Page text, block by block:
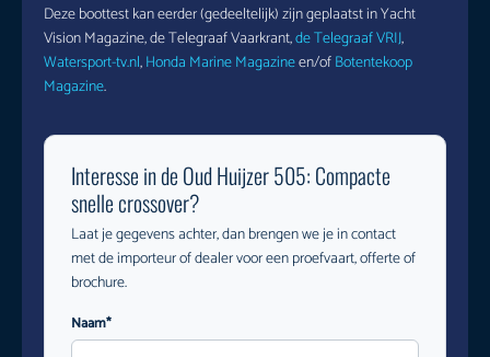
Deze boottest kan eerder (gedeeltelijk) zijn geplaatst in Yacht
Vision Magazine, de Telegraaf Vaarkrant,de Telegraaf VRIJ,
Watersport-tv.nl,Honda Marine Magazineen/ofBotentekoop
Magazine.
Interesse in de Oud Huijzer 505: Compacte
snelle crossover?
Laat je gegevens achter, dan brengen we je in contact
met de importeur of dealer voor een proefvaart, offerte of
brochure.
Naam*